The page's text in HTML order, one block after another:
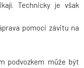
Technicky je však
pomocí závitu na
podvozkem může být